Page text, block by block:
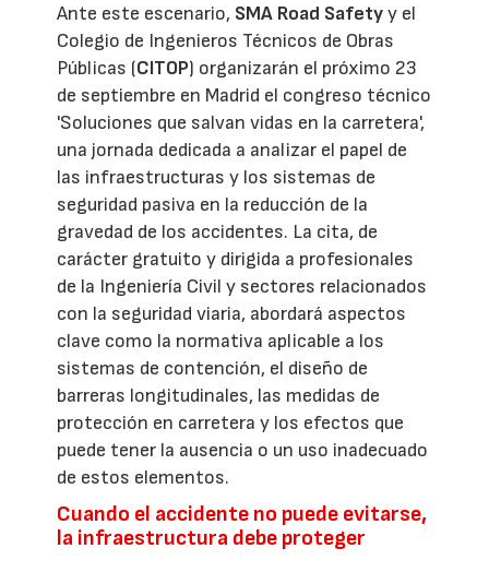
Ante este escenario, SMA Road Safetyy el
Colegio de Ingenieros Técnicos de Obras
Públicas (CITOP) organizarán el próximo 23
de septiembre en Madrid el congreso técnico
'Soluciones que salvan vidas en la carretera',
una jornada dedicada a analizar el papel de
las infraestructuras y los sistemas de
seguridad pasiva en la reducción de la
gravedad de los accidentes. La cita, de
carácter gratuito y dirigida a profesionales
de la Ingeniería Civil y sectores relacionados
con la seguridad viaria, abordará aspectos
clave como la normativa aplicable a los
sistemas de contención, el diseño de
barreras longitudinales, las medidas de
protección en carretera y los efectos que
puede tener la ausencia o un uso inadecuado
de estos elementos.
Cuando el accidente no puede evitarse,
la infraestructura debe proteger